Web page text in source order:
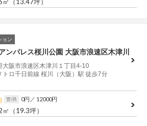
ョン
ンパレス桜川公園 大阪市浪速区木津川
大阪市浪速区木津川１丁目4-10
トロ千日前線 桜川（大阪）駅 徒歩7分
管/共 0円 ／ 12000円
㎡ （19.3坪）